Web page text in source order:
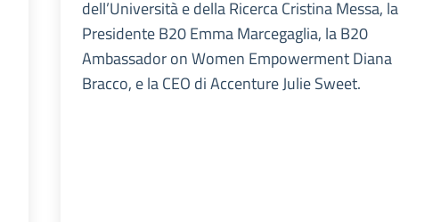
dell’Università e della Ricerca Cristina Messa, la
Presidente B20 Emma Marcegaglia, la B20
Ambassador on Women Empowerment Diana
Bracco, e la CEO di Accenture Julie Sweet.